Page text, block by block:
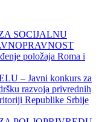
SOCIJALNU
položaja Roma i
– Javni konkurs za
razvoja privrednih
Republike Srbije